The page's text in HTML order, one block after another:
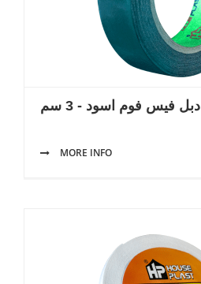
دبل فيس فوم اسود - 3 سم
MORE INFO